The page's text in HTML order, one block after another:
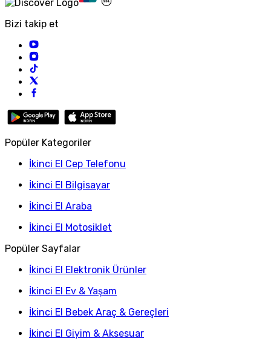
Bizi takip et
Popüler Kategoriler
İkinci El Cep Telefonu
İkinci El Bilgisayar
İkinci El Araba
İkinci El Motosiklet
Popüler Sayfalar
İkinci El Elektronik Ürünler
İkinci El Ev & Yaşam
İkinci El Bebek Araç & Gereçleri
İkinci El Giyim & Aksesuar